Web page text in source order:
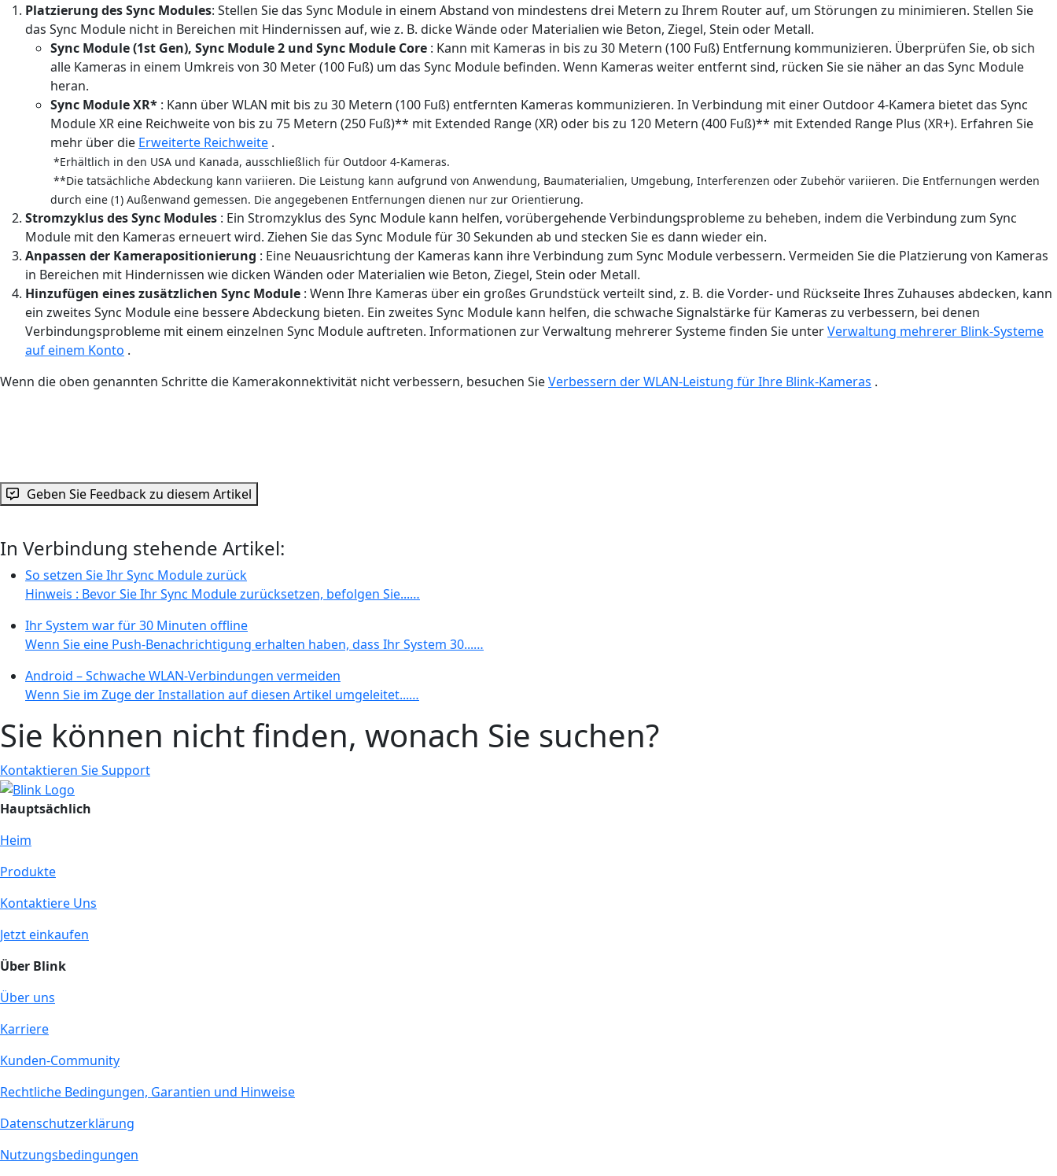
Platzierung des Sync Modules: Stellen Sie das Sync Module in einem Abstand von mindestens drei Metern zu Ihrem Router auf, um Störungen zu minimieren. Stellen Sie
das Sync Module nicht in Bereichen mit Hindernissen auf, wie z. B. dicke Wände oder Materialien wie Beton, Ziegel, Stein oder Metall.
Sync Module (1st Gen), Sync Module 2 und Sync Module Core : Kann mit Kameras in bis zu 30 Metern (100 Fuß) Entfernung kommunizieren. Überprüfen Sie, ob sich
alle Kameras in einem Umkreis von 30 Meter (100 Fuß) um das Sync Module befinden. Wenn Kameras weiter entfernt sind, rücken Sie sie näher an das Sync Module
heran.
Sync Module XR* : Kann über WLAN mit bis zu 30 Metern (100 Fuß) entfernten Kameras kommunizieren. In Verbindung mit einer Outdoor 4-Kamera bietet das Sync
Module XR eine Reichweite von bis zu 75 Metern (250 Fuß)** mit Extended Range (XR) oder bis zu 120 Metern (400 Fuß)** mit Extended Range Plus (XR+). Erfahren Sie
mehr über die Erweiterte Reichweite .
*Erhältlich in den USA und Kanada, ausschließlich für Outdoor 4-Kameras.
**Die tatsächliche Abdeckung kann variieren. Die Leistung kann aufgrund von Anwendung, Baumaterialien, Umgebung, Interferenzen oder Zubehör variieren. Die Entfernungen werden
durch eine (1) Außenwand gemessen. Die angegebenen Entfernungen dienen nur zur Orientierung.
Stromzyklus des Sync Modules : Ein Stromzyklus des Sync Module kann helfen, vorübergehende Verbindungsprobleme zu beheben, indem die Verbindung zum Sync
Module mit den Kameras erneuert wird. Ziehen Sie das Sync Module für 30 Sekunden ab und stecken Sie es dann wieder ein.
Anpassen der Kamerapositionierung : Eine Neuausrichtung der Kameras kann ihre Verbindung zum Sync Module verbessern. Vermeiden Sie die Platzierung von Kameras
in Bereichen mit Hindernissen wie dicken Wänden oder Materialien wie Beton, Ziegel, Stein oder Metall.
Hinzufügen eines zusätzlichen Sync Module : Wenn Ihre Kameras über ein großes Grundstück verteilt sind, z. B. die Vorder- und Rückseite Ihres Zuhauses abdecken, kann
ein zweites Sync Module eine bessere Abdeckung bieten. Ein zweites Sync Module kann helfen, die schwache Signalstärke für Kameras zu verbessern, bei denen
Verbindungsprobleme mit einem einzelnen Sync Module auftreten. Informationen zur Verwaltung mehrerer Systeme finden Sie unterVerwaltung mehrerer Blink-Systeme
auf einem Konto .
Wenn die oben genannten Schritte die Kamerakonnektivität nicht verbessern, besuchen SieVerbessern der WLAN-Leistung für Ihre Blink-Kameras .
Geben Sie Feedback zu diesem Artikel
In Verbindung stehende Artikel:
So setzen Sie Ihr Sync Module zurück
Hinweis : Bevor Sie Ihr Sync Module zurücksetzen, befolgen Sie...…
Ihr System war für 30 Minuten offline
Wenn Sie eine Push-Benachrichtigung erhalten haben, dass Ihr System 30...…
Android – Schwache WLAN-Verbindungen vermeiden
Wenn Sie im Zuge der Installation auf diesen Artikel umgeleitet...…
Sie können nicht finden, wonach Sie suchen?
Kontaktieren Sie Support
Hauptsächlich
Heim
Produkte
Kontaktiere Uns
Jetzt einkaufen
Über Blink
Über uns
Karriere
Kunden-Community
Rechtliche Bedingungen, Garantien und Hinweise
Datenschutzerklärung
Nutzungsbedingungen